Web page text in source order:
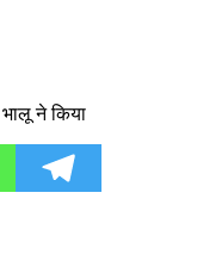
ने किया